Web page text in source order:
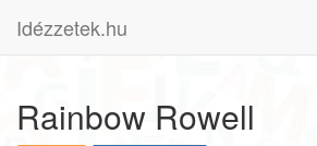
Idézzetek.hu
Rainbow Rowell